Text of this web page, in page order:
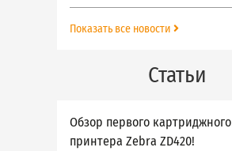
Показать все новости
Статьи
Обзор первого картриджного
принтера Zebra ZD420!